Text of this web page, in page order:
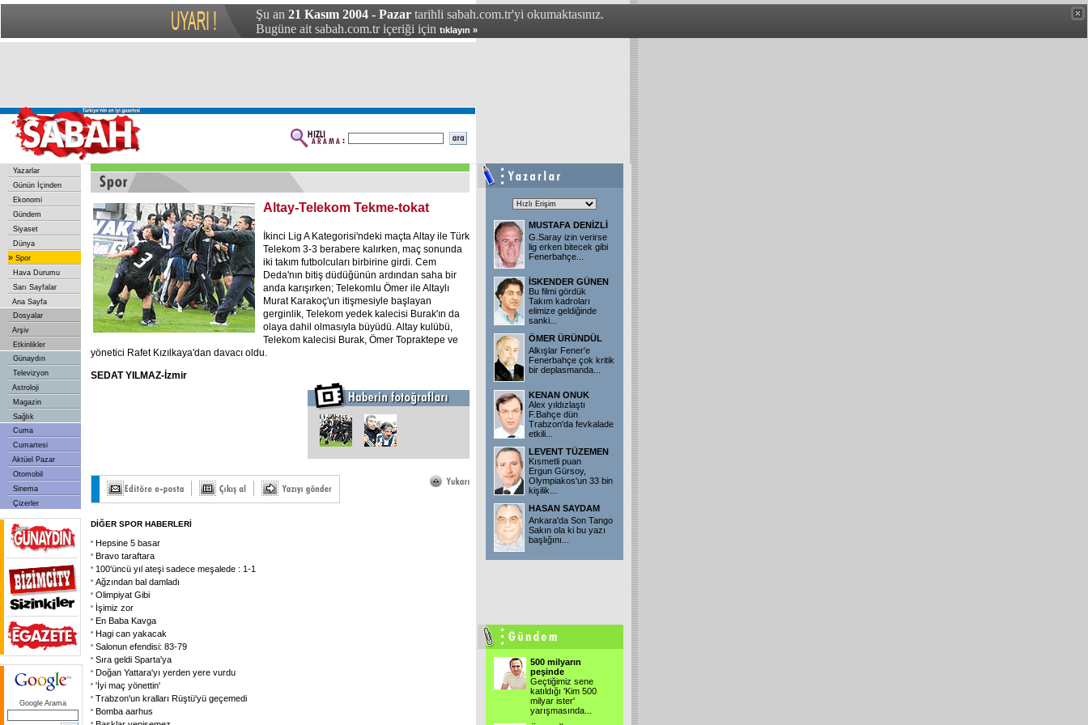
Şu an 21 Kasım 2004 - Pazar tarihli sabah.com.tr'yi okumaktasınız.
Bugüne ait sabah.com.tr içeriği için tıklayın »
Yazarlar
Günün İçinden
Ekonomi
Gündem
Siyaset
Dünya
» Spor
Hava Durumu
Sarı Sayfalar
Ana Sayfa
Dosyalar
Arşiv
Etkinlikler
Günaydın
Televizyon
Astroloji
Magazin
Sağlık
Cuma
Cumartesi
Aktüel Pazar
Otomobil
Sinema
Çizerler
Google Arama
Altay-Telekom Tekme-tokat
İkinci Lig A Kategorisi'ndeki maçta Altay ile Türk
Telekom 3-3 berabere kalırken, maç sonunda
iki takım futbolcuları birbirine girdi. Cem
Deda'nın bitiş düdüğünün ardından saha bir
anda karışırken; Telekomlu Ömer ile Altaylı
Murat Karakoç'un itişmesiyle başlayan
gerginlik, Telekom yedek kalecisi Burak'ın da
olaya dahil olmasıyla büyüdü. Altay kulübü,
Telekom kalecisi Burak, Ömer Topraktepe ve
yönetici Rafet Kızılkaya'dan davacı oldu.
SEDAT YILMAZ-İzmir
DİĞER SPOR HABERLERİ
Hepsine 5 basar
Bravo taraftara
100'üncü yıl ateşi sadece meşalede : 1-1
Ağzından bal damladı
Olimpiyat Gibi
İşimiz zor
En Baba Kavga
Hagi can yakacak
Salonun efendisi: 83-79
Sıra geldi Sparta'ya
Doğan Yattara'yı yerden yere vurdu
'İyi maç yönettin'
Trabzon'un kralları Rüştü'yü geçemedi
Bomba aarhus
MUSTAFA DENİZLİ
G.Saray izin verirse
lig erken bitecek gibi
Fenerbahçe
İSKENDER GÜNEN
Bu filmi gördük
Takım kadroları
elimize geldiğinde
sanki
ÖMER ÜRÜNDÜL
Alkışlar Fener'e
Fenerbahçe çok kritik
bir deplasmanda
KENAN ONUK
Alex yıldızlaştı
F.Bahçe dün
Trabzon'da fevkalade
etkili
LEVENT TÜZEMEN
Kısmetli puan
Ergun Gürsoy,
Olympiakos'un 33 bin
kişilik
HASAN SAYDAM
Ankara'da Son Tango
Sakın ola ki bu yazı
başlığını
500 milyarın
peşinde
Geçtiğimiz sene
katıldığı 'Kim 500
milyar ister'
yarışmasında